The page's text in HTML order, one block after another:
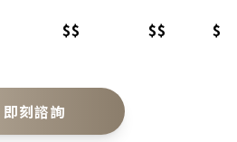
$$ $$ $
即刻諮詢